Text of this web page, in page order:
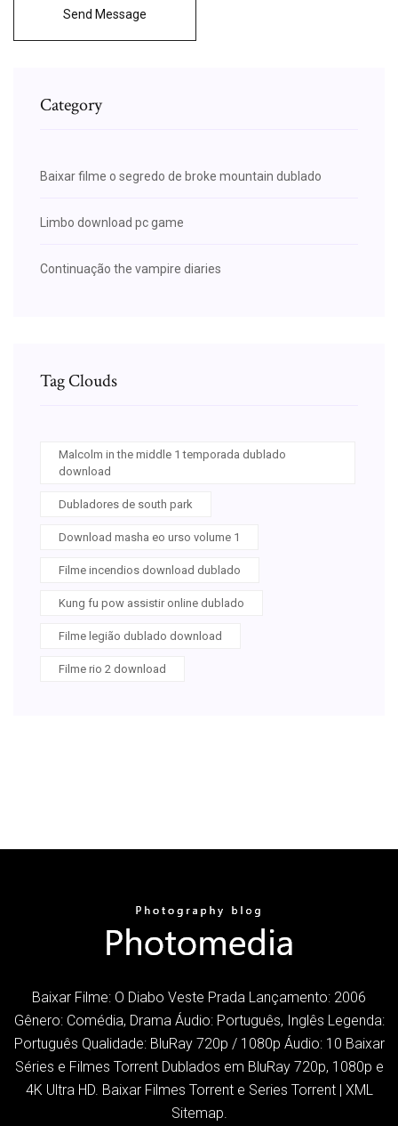
Send Message
Category
Baixar filme o segredo de broke mountain dublado
Limbo download pc game
Continuação the vampire diaries
Tag Clouds
Malcolm in the middle 1 temporada dublado
download
Dubladores de south park
Download masha eo urso volume 1
Filme incendios download dublado
Kung fu pow assistir online dublado
Filme legião dublado download
Filme rio 2 download
Baixar Filme: O Diabo Veste Prada Lançamento: 2006
Gênero: Comédia, Drama Áudio: Português, Inglês Legenda:
Português Qualidade: BluRay 720p / 1080p Áudio: 10 Baixar
Séries e Filmes Torrent Dublados em BluRay 720p, 1080p e
4K Ultra HD. Baixar Filmes Torrent e Series Torrent | XML
Sitemap.